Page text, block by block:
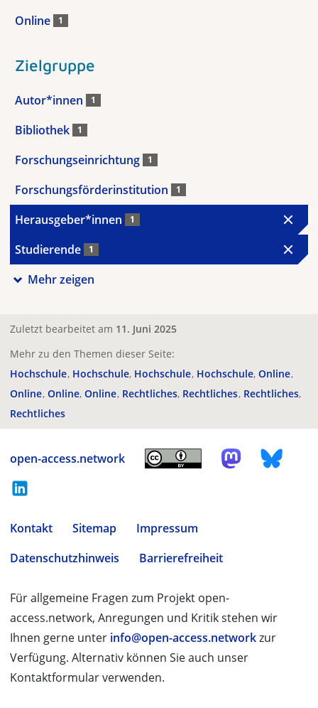
Online 1
Zielgruppe
Autor*innen 1
Bibliothek 1
Forschungseinrichtung 1
Forschungsförderinstitution 1
Herausgeber*innen 1
Studierende 1
Mehr zeigen
Zuletzt bearbeitet am 11. Juni 2025
Mehr zu den Themen dieser Seite:
Hochschule Hochschule Hochschule Hochschule Online
Online Online Online Rechtliches Rechtliches Rechtliches
Rechtliches
open-access.network
Kontakt Sitemap
Impressum
Datenschutzhinweis
Barrierefreiheit
Für allgemeine Fragen zum Projekt open-
access.network, Anregungen und Kritik stehen wir
Ihnen gerne unter info@open-access.networkzur
Verfügung. Alternativ können Sie auch unser
Kontaktformular verwenden.